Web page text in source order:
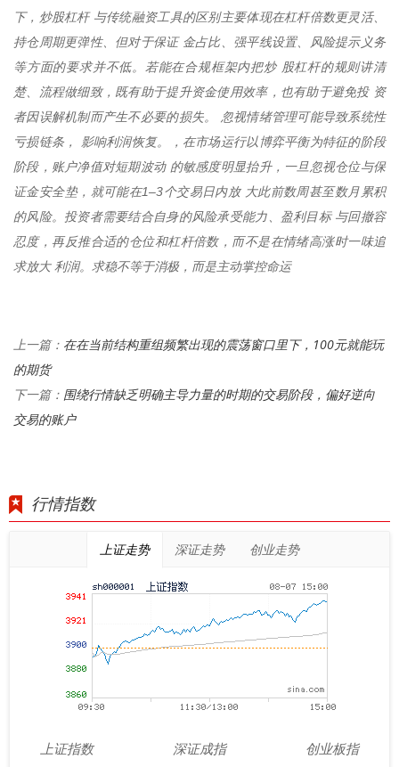
下，炒股杠杆 与传统融资工具的区别主要体现在杠杆倍数更灵活、
持仓周期更弹性、但对于保证 金占比、强平线设置、风险提示义务
等方面的要求并不低。若能在合规框架内把炒 股杠杆的规则讲清
楚、流程做细致，既有助于提升资金使用效率，也有助于避免投 资
者因误解机制而产生不必要的损失。 忽视情绪管理可能导致系统性
亏损链条， 影响利润恢复。，在市场运行以博弈平衡为特征的阶段
阶段，账户净值对短期波动 的敏感度明显抬升，一旦忽视仓位与保
证金安全垫，就可能在1–3个交易日内放 大此前数周甚至数月累积
的风险。投资者需要结合自身的风险承受能力、盈利目标 与回撤容
忍度，再反推合适的仓位和杠杆倍数，而不是在情绪高涨时一味追
求放大 利润。求稳不等于消极，而是主动掌控命运
上一篇： 在在当前结构重组频繁出现的震荡窗口里下，100元就能玩
的期货
下一篇： 围绕行情缺乏明确主导力量的时期的交易阶段，偏好逆向
交易的账户
行情指数
上证走势 深证走势 创业走势
上证指数
深证成指
创业板指